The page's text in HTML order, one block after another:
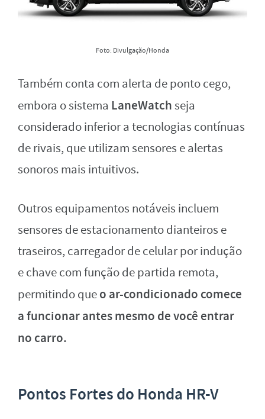
Foto: Divulgação/Honda
Também conta com alerta de ponto cego,
embora o sistema LaneWatchseja
considerado inferior a tecnologias contínuas
de rivais, que utilizam sensores e alertas
sonoros mais intuitivos.
Outros equipamentos notáveis incluem
sensores de estacionamento dianteiros e
traseiros, carregador de celular por indução
e chave com função de partida remota,
permitindo queo ar-condicionado comece
a funcionar antes mesmo de você entrar
no carro.
Pontos Fortes do Honda HR-V